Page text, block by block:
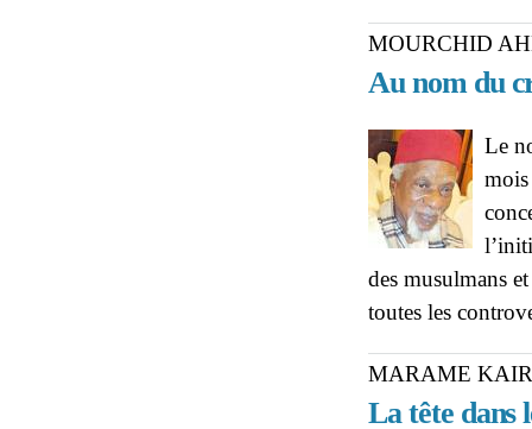
MOURCHID
Au nom du
Le
des musulmans
toutes les
MARAME
La tête dans